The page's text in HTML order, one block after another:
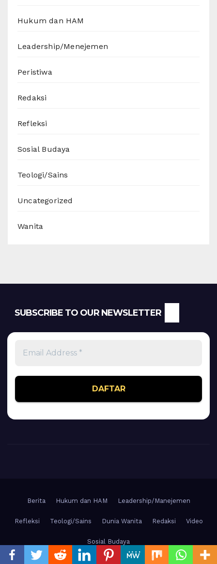
Hukum dan HAM
Leadership/Menejemen
Peristiwa
Redaksi
Refleksi
Sosial Budaya
Teologi/Sains
Uncategorized
Wanita
SUBSCRIBE TO OUR NEWSLETTER
Address
Berita Hukum dan HAM Leadership/Manejemen
Refleksi Teologi/Sains Dunia Wanita Redaksi Video
Sosial Budaya